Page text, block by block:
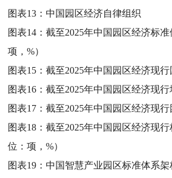
图表13：中国园区经济自律组织
图表14：截至2025年中国园区经济标准
项，%）
图表15：截至2025年中国园区经济现
图表16：截至2025年中国园区经济现
图表17：截至2025年中国园区经济现
图表18：截至2025年中国园区经济现
位：项，%）
图表19：中国智慧产业园区标准体系架